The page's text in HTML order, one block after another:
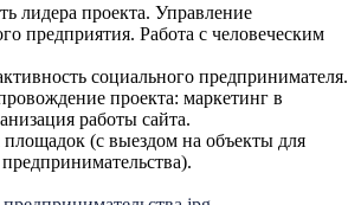
лидера проекта. Управление
предприятия. Работа с человеческим
социального предпринимателя.
проекта: маркетинг в
работы сайта.
площадок (с выездом на объекты для